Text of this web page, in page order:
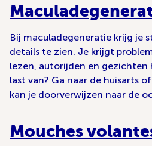
Bij maculadegeneratie krijg je
details te zien. Je krijgt
lezen, autorijden en gezichten
last van? Ga naar de huisarts
kan je doorverwijzen naar de
Mouches